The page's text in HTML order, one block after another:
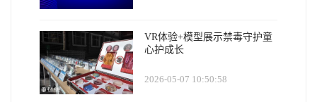
VR体验+模型展示禁毒守护童
心护成长
2026-05-07 10:50:58